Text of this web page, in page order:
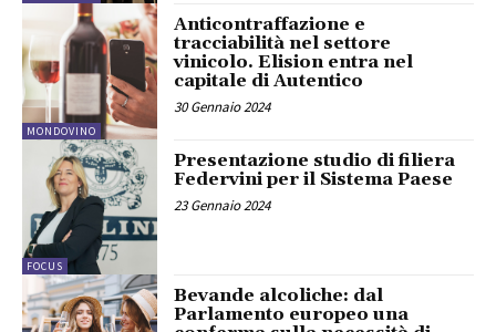
MONDOVINO
Anticontraffazione e
tracciabilità nel settore
vinicolo. Elision entra nel
capitale di Autentico
30 Gennaio 2024
FOCUS
Presentazione studio di filiera
Federvini per il Sistema Paese
23 Gennaio 2024
Bevande alcoliche: dal
Parlamento europeo una